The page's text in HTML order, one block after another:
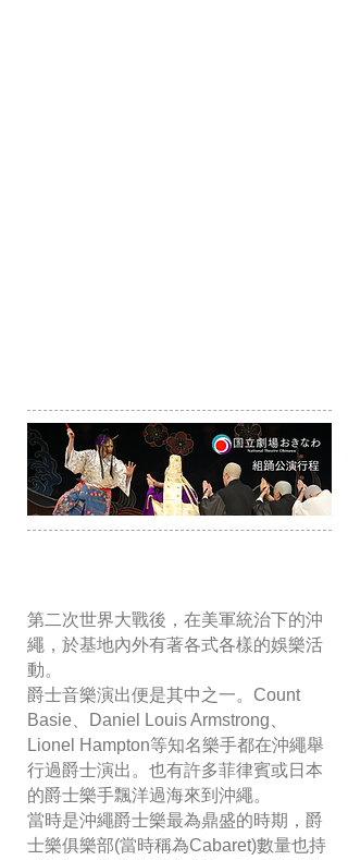
第二次世界大戰後，在美軍統治下的沖
繩，於基地內外有著各式各樣的娛樂活
動。
爵士音樂演出便是其中之一。Count
Basie、Daniel Louis Armstrong、
Lionel Hampton等知名樂手都在沖繩舉
行過爵士演出。也有許多菲律賓或日本
的爵士樂手飄洋過海來到沖繩。
當時是沖繩爵士樂最為鼎盛的時期，爵
士樂俱樂部(當時稱為Cabaret)數量也持